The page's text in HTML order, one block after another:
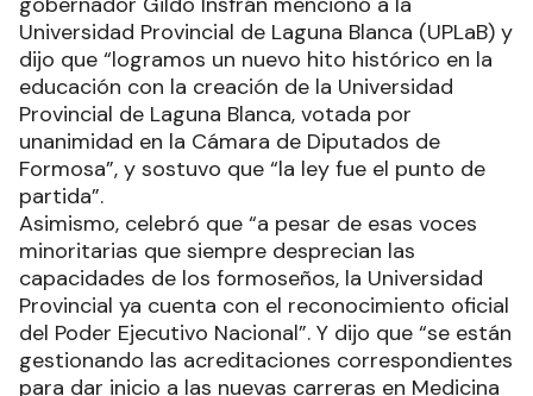
Universidad Provincial de Laguna Blanca (UPLaB) y
dijo que “logramos un nuevo hito histórico en la
educación con la creación de la Universidad
Provincial de Laguna Blanca, votada por
unanimidad en la Cámara de Diputados de
Formosa”, y sostuvo que “la ley fue el punto de
partida”.
Asimismo, celebró que “a pesar de esas voces
minoritarias que siempre desprecian las
capacidades de los formoseños, la Universidad
Provincial ya cuenta con el reconocimiento oficial
del Poder Ejecutivo Nacional”. Y dijo que “se están
gestionando las acreditaciones correspondientes
para dar inicio a las nuevas carreras en Medicina